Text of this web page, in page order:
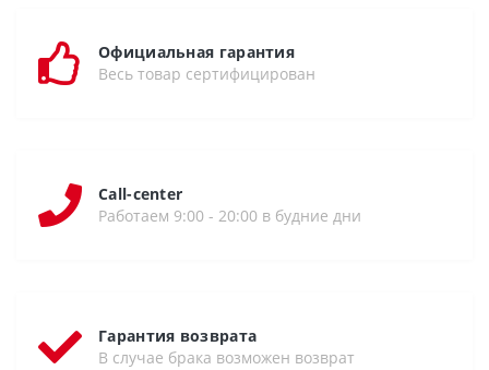
Официальная гарантия
Весь товар сертифицирован
Call-center
Работаем 9:00 - 20:00 в будние дни
Гарантия возврата
В случае брака возможен возврат